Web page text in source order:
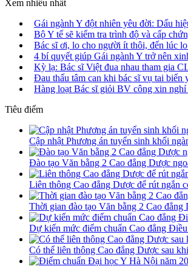
Xem nhiều nhất
Gái ngành Y đột nhiên yêu đời: Dấu
Bộ Y tế sẽ kiểm tra trình độ và cấp
Bác sĩ ơi, lo cho người ít thôi, đến lúc
4 bí quyết giúp Gái ngành Y trở nên
Kỳ lạ: Bác sĩ Việt đua nhau tham gia
Đau thấu tâm can khi bác sĩ vụ tai biến
Hàng loạt Bác sĩ giỏi BV công xin
Tiêu điểm
Cập nhật Phương án tuyển sinh khối
Đào tạo Văn bằng 2 Cao đẳng Dược
Liên thông Cao đẳng Dược để rút ngắn
Thời gian đào tạo Văn bằng 2 Cao đẳng
Dự kiến mức điểm chuẩn Cao đẳng
Có thể liên thông Cao đẳng Dược sau